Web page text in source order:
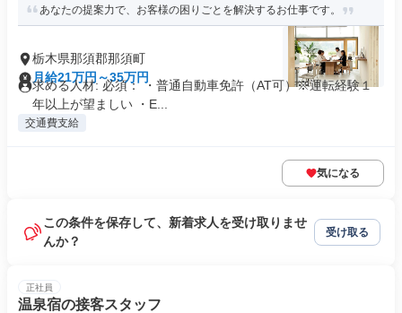
あなたの提案力で、お客様の困りごとを解決するお仕事です。
栃木県那須郡那須町
月給21万円～35万円
求める人材: 必須： ・普通自動車免許（AT可）※運転経験１
年以上が望ましい ・E...
交通費支給
気になる
この条件を保存して、新着求人を受け取りませ
んか？
受け取る
正社員
温泉宿の接客スタッフ